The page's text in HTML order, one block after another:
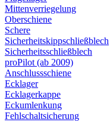
Mittenverriegelung
Oberschiene
Schere
Sicherheitskippschließblech
Sicherheitsschließblech
proPilot (ab 2009)
Anschlussschiene
Ecklager
Ecklagerkappe
Eckumlenkung
Fehlschaltsicherung